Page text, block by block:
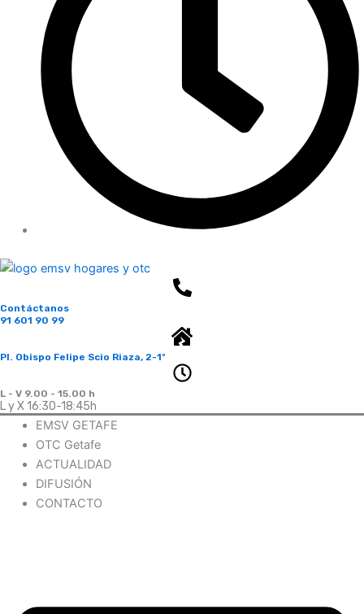
Contáctanos
91 601 90 99
Pl. Obispo Felipe Scio Riaza, 2-1º
L - V 9.00 - 15.00 h
L y X 16:30-18:45h
EMSV GETAFE
OTC Getafe
ACTUALIDAD
DIFUSIÓN
CONTACTO